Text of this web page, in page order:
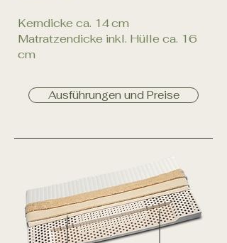
Kerndicke ca. 14 cm
Matratzendicke inkl. Hülle ca. 16
cm
Ausführungen und Preise